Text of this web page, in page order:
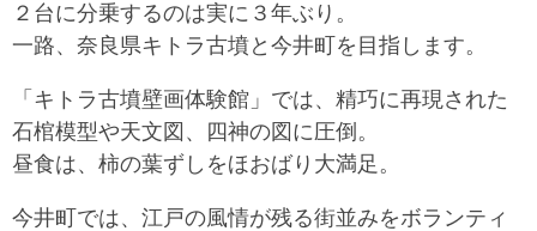
２台に分乗するのは実に３年ぶり。
一路、奈良県キトラ古墳と今井町を目指します。
「キトラ古墳壁画体験館」では、精巧に再現された
石棺模型や天文図、四神の図に圧倒。
昼食は、柿の葉ずしをほおばり大満足。
今井町では、江戸の風情が残る街並みをボランティ